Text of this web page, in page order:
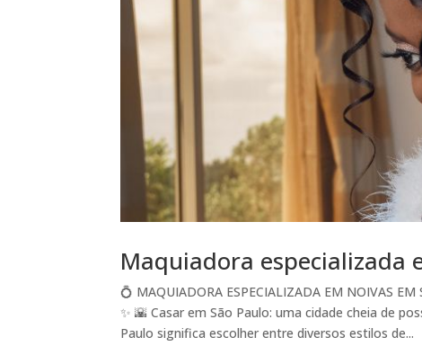
Maquiadora especializada
💍 MAQUIADORA ESPECIALIZADA EM NOIVAS
✨ 🌇 Casar em São Paulo: uma cidade cheia de
Paulo significa escolher entre diversos estilos de...